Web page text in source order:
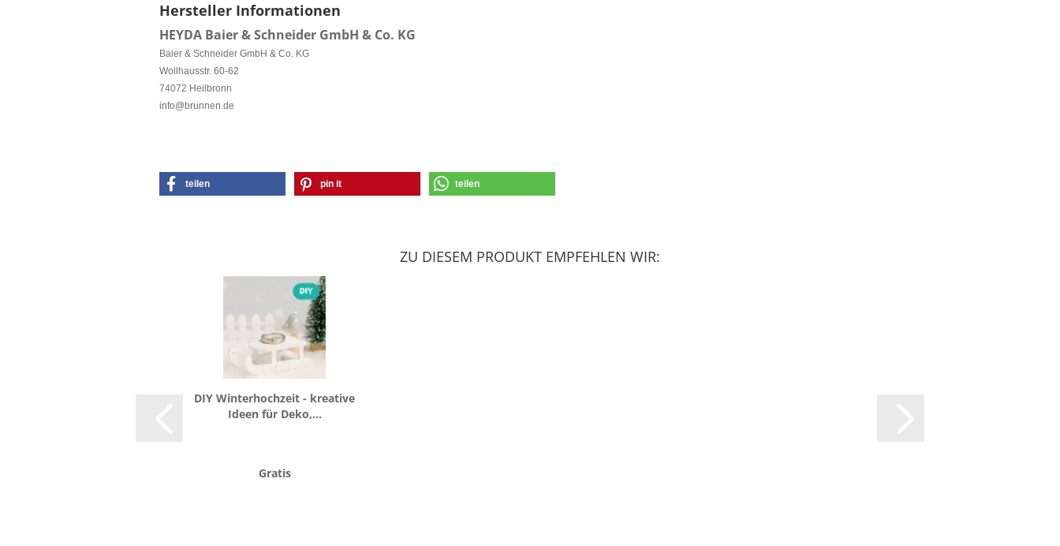
Hersteller Informationen
HEYDA Baier & Schneider GmbH & Co. KG
Baier & Schneider GmbH & Co. KG
Wollhausstr. 60-62
74072 Heilbronn
info@brunnen.de
teilen pin it teilen
ZU DIESEM PRODUKT EMPFEHLEN WIR:
DIY Win­ter­hoch­zeit - krea­ti­ve
Ideen für Deko,...
Gratis